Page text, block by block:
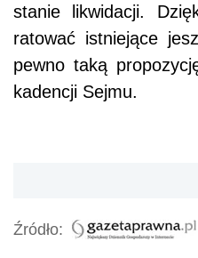
stanie likwidacji.
ratować istniejące
pewno taką
kadencji Sejmu.
Źródło: